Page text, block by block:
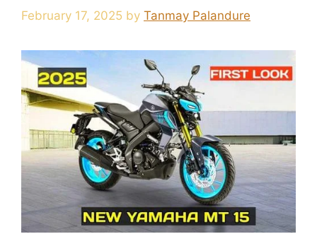
February 17, 2025 by Tanmay Palandure